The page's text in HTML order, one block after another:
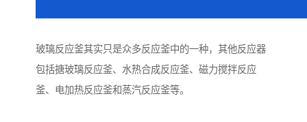
玻璃反应釜其实只是众多反应釜中的一种，其他反应器
包括搪玻璃反应釜、水热合成反应釜、磁力搅拌反应
釜、电加热反应釜和蒸汽反应釜等。